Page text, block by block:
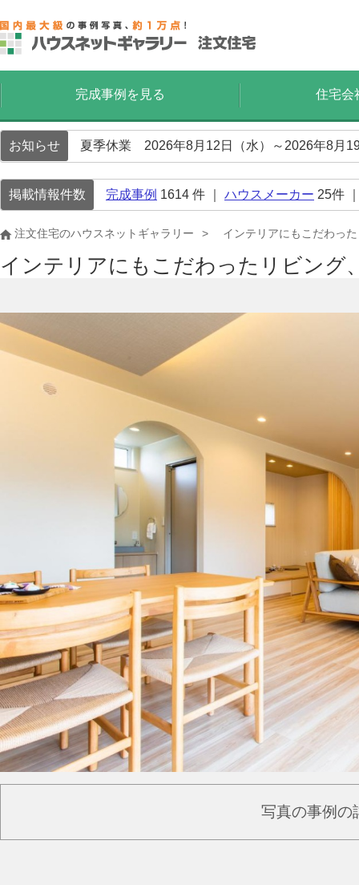
完成事例を見る 住宅会
お知らせ 夏季休業 2026年8月12日（水）～2026年8月
掲載情報件数 完成事例 1614 件 ｜ ハウスメーカー 25件
注文住宅のハウスネットギャラリー インテリアにもこだわっ
インテリアにもこだわったリビング
写真の事例の